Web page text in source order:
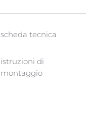
scheda tecnica
istruzioni di
montaggio